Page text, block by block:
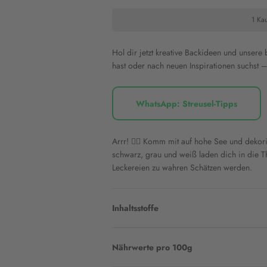
1
Hol dir jetzt kreative Backideen und
hast oder nach neuen Inspirationen
WhatsApp: Streusel-Tipps
Arrr! 🏴‍☠️ Komm mit auf hohe See und
schwarz, grau und weiß laden dich in die
Leckereien zu wahren Schätzen werden.
Inhaltsstoffe
Nährwerte pro 100g